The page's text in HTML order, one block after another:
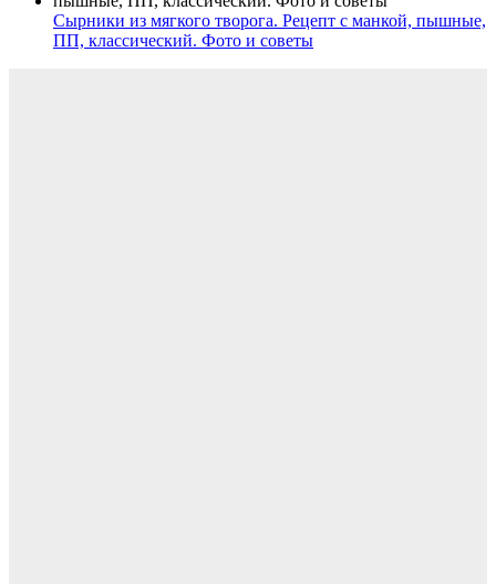
Сырники из мягкого творога. Рецепт с манкой, пышные,
ПП, классический. Фото и советы